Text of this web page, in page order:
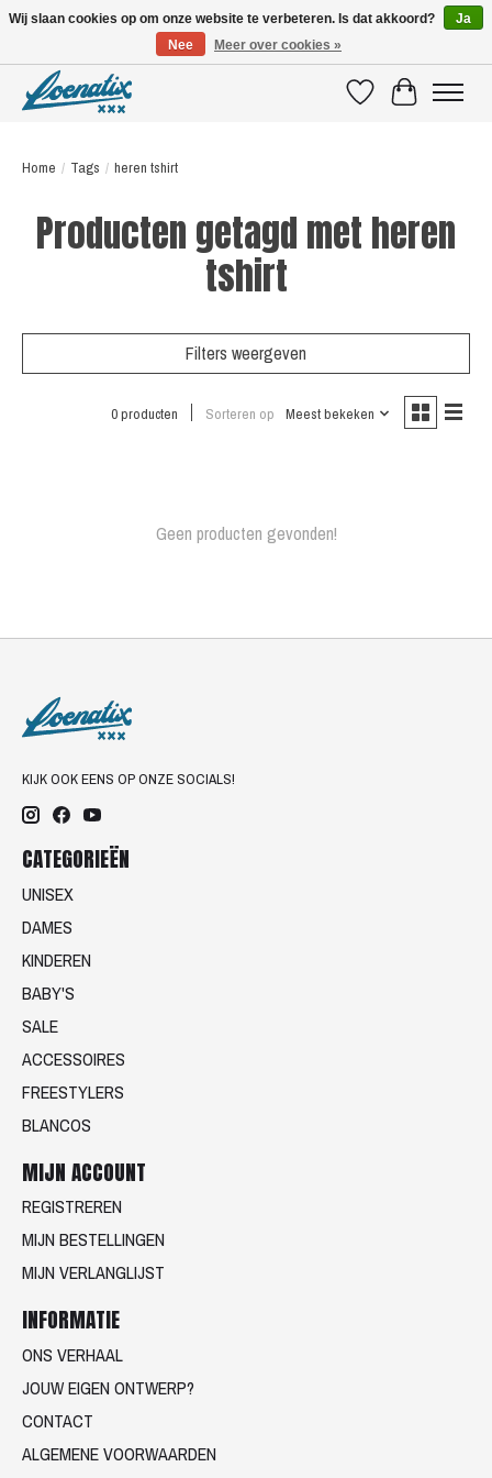
VerlanglijstWinkelwagen
Home / Tags / heren tshirt
Producten getagd met heren
tshirt
Filters weergeven
0 producten Sorteren op Meest bekeken
Geen producten gevonden!
KIJK OOK EENS OP ONZE SOCIALS!
CATEGORIEËN
UNISEX
DAMES
KINDEREN
BABY'S
SALE
ACCESSOIRES
FREESTYLERS
BLANCOS
MIJN ACCOUNT
REGISTREREN
MIJN BESTELLINGEN
MIJN VERLANGLIJST
INFORMATIE
ONS VERHAAL
JOUW EIGEN ONTWERP?
CONTACT
ALGEMENE VOORWAARDEN
Wij slaan cookies op om onze website te verbeteren. Is dat akkoord?
Ja
Nee
Meer over cookies »